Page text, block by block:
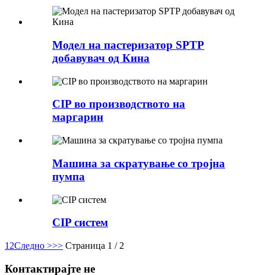
Модел на пастеризатор SPTP
добавувач од Кина
CIP во производството на
маргарин
Машина за скратување со тројна
пумпа
CIP систем
1 2Следно >>> Страница 1 / 2
Контактирајте не